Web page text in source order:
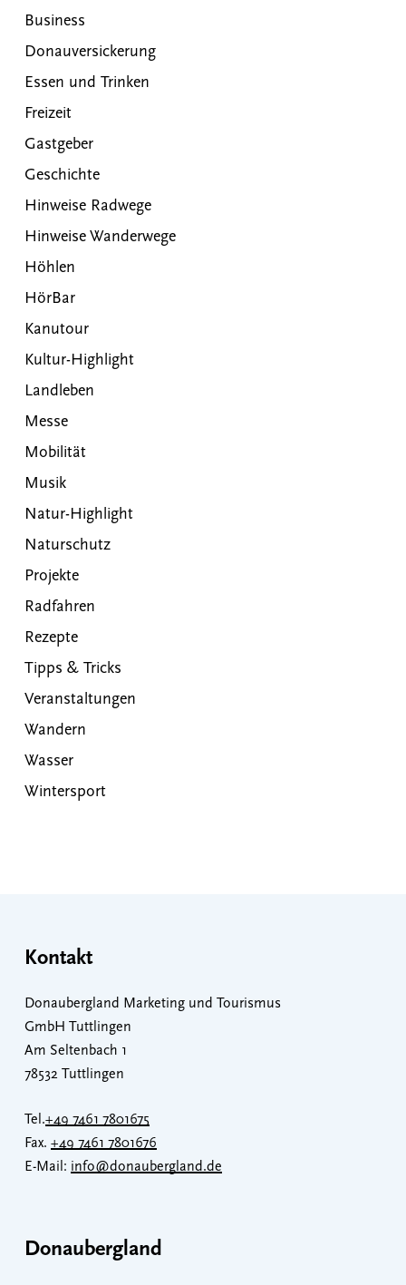
Business
Donauversickerung
Essen und Trinken
Freizeit
Gastgeber
Geschichte
Hinweise Radwege
Hinweise Wanderwege
Höhlen
HörBar
Kanutour
Kultur-Highlight
Landleben
Messe
Mobilität
Musik
Natur-Highlight
Naturschutz
Projekte
Radfahren
Rezepte
Tipps & Tricks
Veranstaltungen
Wandern
Wasser
Wintersport
Kontakt
Donaubergland Marketing und Tourismus
GmbH Tuttlingen
Am Seltenbach 1
78532 Tuttlingen
Tel.+49 7461 7801675
Fax. +49 7461 7801676
E-Mail: info@donaubergland.de
Donaubergland